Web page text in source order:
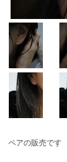
ペアの販売です